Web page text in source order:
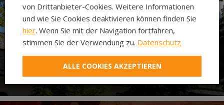
Pfarre Ehrwald
von Drittanbieter-Cookies. Weitere Informationen
und wie Sie Cookies deaktivieren können finden Sie
hier. Wenn Sie mit der Navigation fortfahren,
stimmen Sie der Verwendung zu. Datenschutz
ALLE COOKIES AKZEPTIEREN